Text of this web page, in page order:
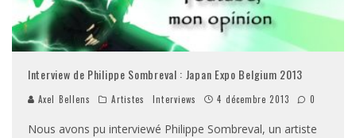
Interview de Philippe Sombreval : Japan Expo Belgium 2013
Axel Bellens Artistes Interviews 4 décembre 2013 0
Nous avons pu interviewé Philippe Sombreval, un artiste